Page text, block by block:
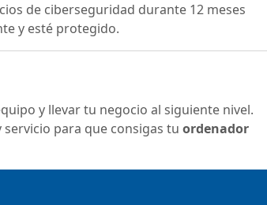
de ciberseguridad durante 12 meses
y esté protegido.
y llevar tu negocio al siguiente nivel.
para que consigas tu ordenador